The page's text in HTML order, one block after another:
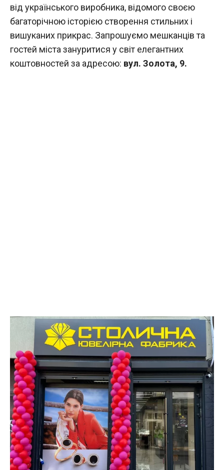
від українського виробника, відомого своєю
багаторічною історією створення стильних і
вишуканих прикрас. Запрошуємо мешканців та
гостей міста зануритися у світ елегантних
коштовностей за адресою: вул. Золота, 9.